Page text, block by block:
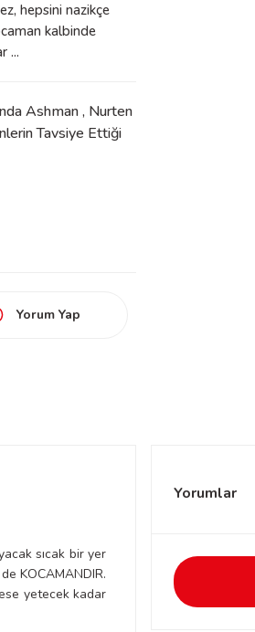
hepsini nazikçe
kalbinde
...
Ashman , Nurten
Tavsiye Ettiği
Yorum Yap
sıcak bir yer
KOCAMANDIR.
yetecek kadar
Yorumlar